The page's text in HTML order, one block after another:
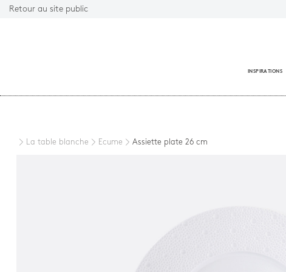
Retour au site public
INSPIRATIONS
La table blanche Ecume Assiette plate 26 cm